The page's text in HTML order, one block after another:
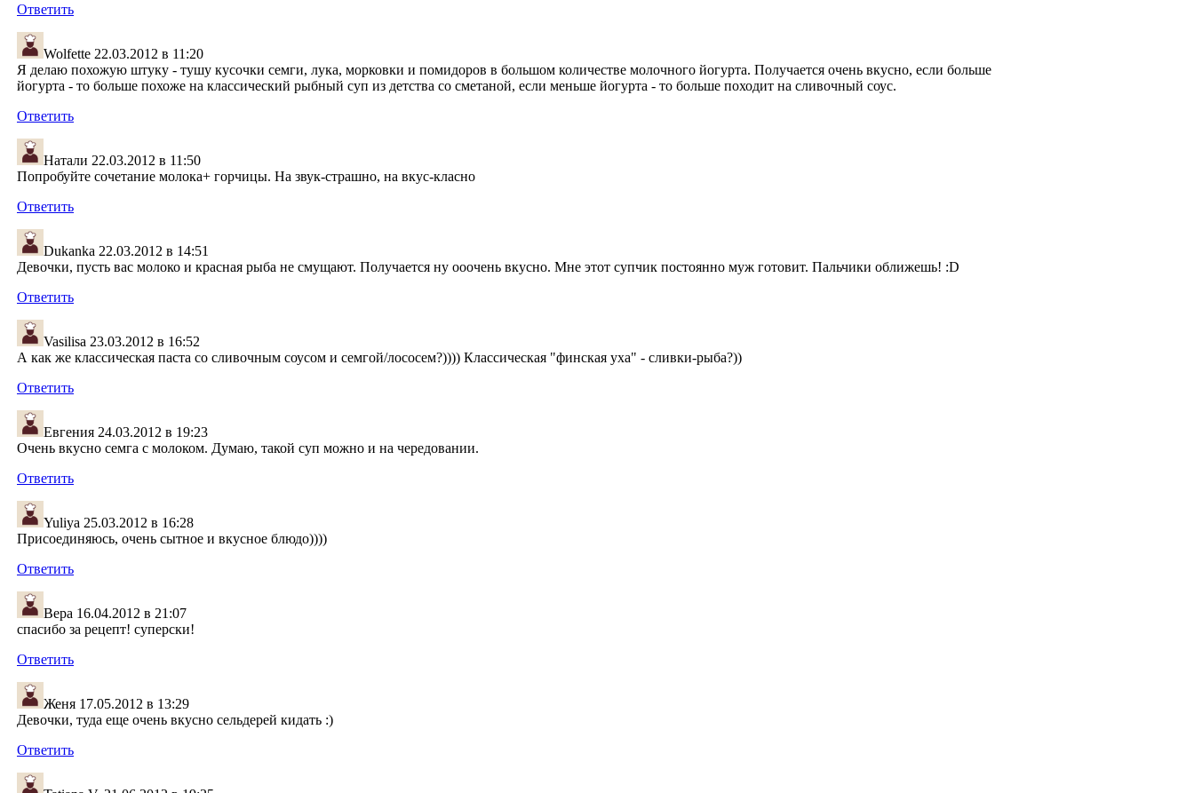
Ответить
Wolfette 22.03.2012 в 11:20
Я делаю похожую штуку - тушу кусочки семги, лука, морковки и помидоров в большом количестве молочного йогурта. Получается очень вкусно, если больше
йогурта - то больше похоже на классический рыбный суп из детства со сметаной, если меньше йогурта - то больше походит на сливочный соус.
Ответить
Натали 22.03.2012 в 11:50
Попробуйте сочетание молока+ горчицы. На звук-страшно, на вкус-класно
Ответить
Dukanka 22.03.2012 в 14:51
Девочки, пусть вас молоко и красная рыба не смущают. Получается ну ооочень вкусно. Мне этот супчик постоянно муж готовит. Пальчики оближешь! :D
Ответить
Vasilisa 23.03.2012 в 16:52
А как же классическая паста со сливочным соусом и семгой/лососем?)))) Классическая "финская уха" - сливки-рыба?))
Ответить
Евгения 24.03.2012 в 19:23
Очень вкусно семга с молоком. Думаю, такой суп можно и на чередовании.
Ответить
Yuliya 25.03.2012 в 16:28
Присоединяюсь, очень сытное и вкусное блюдо))))
Ответить
Вера 16.04.2012 в 21:07
спасибо за рецепт! суперски!
Ответить
Женя 17.05.2012 в 13:29
Девочки, туда еще очень вкусно сельдерей кидать :)
Ответить